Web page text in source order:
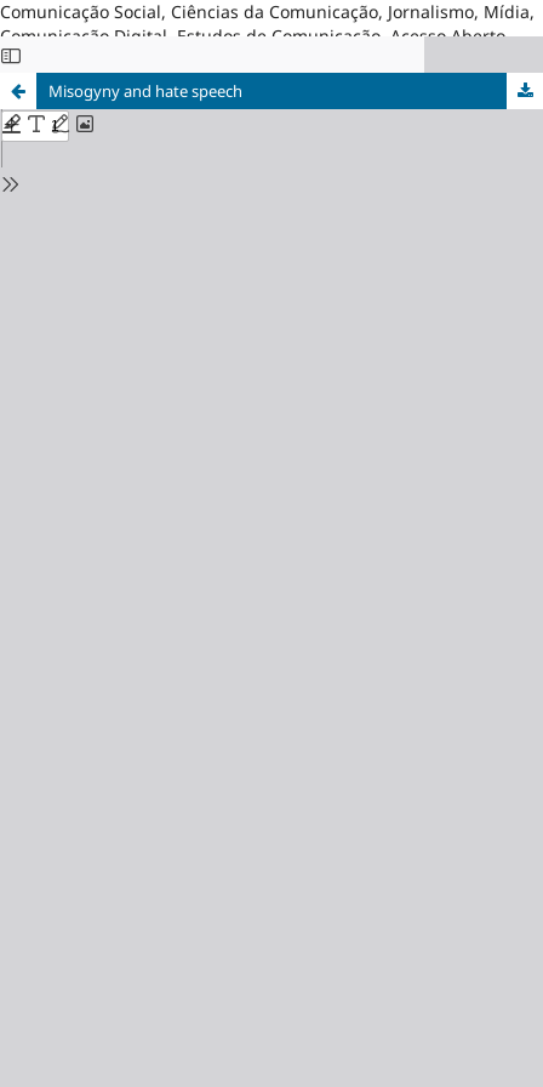
Comunicação Social, Ciências da Comunicação, Jornalismo, Mídia,
Comunicação Digital, Estudos de Comunicação, Acesso Aberto,
Brasil
Misogyny and hate speech